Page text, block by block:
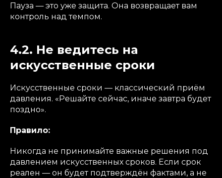
Пауза — это уже защита. Она возвращает вам
контроль над темпом.
4.2. Не ведитесь на
искусственные сроки
Искусственные сроки — классический приём
давления. «Решайте сейчас, иначе завтра будет
поздно».
Правило:
Никогда не принимайте важные решения под
давлением искусственных сроков. Если срок
реален — он будет подтверждён фактами, а не